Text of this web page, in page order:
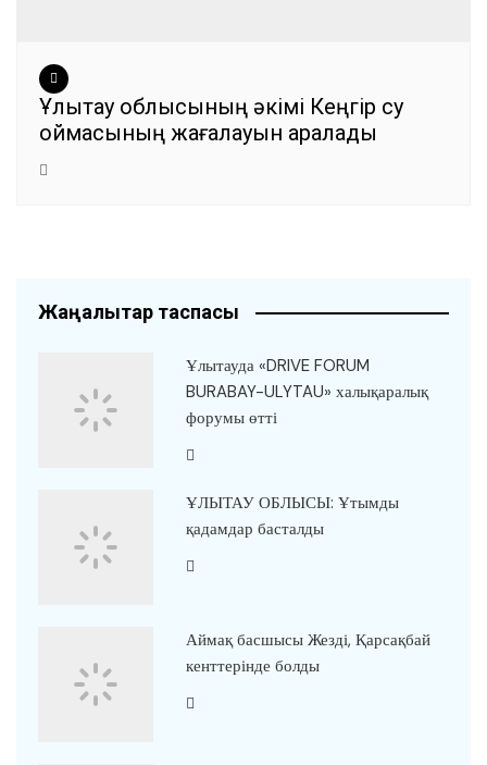
Ұлытау облысының әкімі Кеңгір су
қоймасының жағалауын аралады
Жаңалықтар таспасы
Ұлытауда «DRIVE FORUM
BURABAY-ULYTAU» халықаралық
форумы өтті
ҰЛЫТАУ ОБЛЫСЫ: Ұтымды
қадамдар басталды
Аймақ басшысы Жезді, Қарсақбай
кенттерінде болды